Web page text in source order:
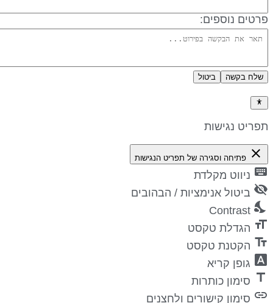
נוספים:
שלח בקשה ביטול
נגישות
close פתיחה וסגירה של תפריט הנגישות
ניווט מקלדת
ביטול אנימציות / הבהובים
Contrast
הגדלת טקסט
הקטנת טקסט
גופן קריא
סימון כותרות
סימון קישורים ולחצנים